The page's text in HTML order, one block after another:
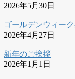
2026年5月30日
ゴールデンウィー
2026年4月27日
新年のご挨拶
2026年1月1日